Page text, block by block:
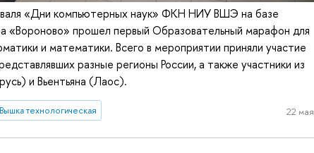
«Дни компьютерных наук» ФКН НИУ ВШЭ на базе
«Вороново» прошел первый Образовательный марафон для
и математики. Всего в мероприятии приняли участие
разные регионы России, а также участники из
и Вьентьяна (Лаос).
Вышка технологическая 22 мая